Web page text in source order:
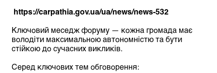
https://carpathia.gov.ua/ua/news/news-532
Ключовий меседж форуму — кожна громада має
володіти максимальною автономністю та бути
стійкою до сучасних викликів.
Серед ключових тем обговорення: